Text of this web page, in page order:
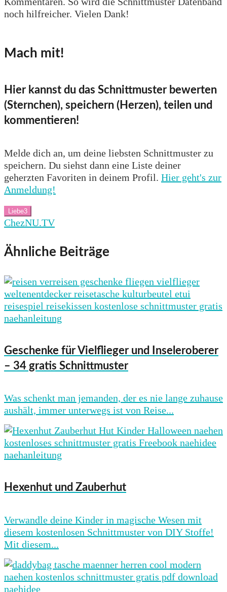
noch hilfreicher. Vielen Dank!
Mach mit!
Hier kannst du das Schnittmuster bewerten
(Sternchen), speichern (Herzen), teilen und
kommentieren!
Melde dich an, um deine liebsten Schnittmuster zu
speichern. Du siehst dann eine Liste deiner
geherzten Favoriten in deinem Profil. Hier geht's zur
Anmeldung!
Liebe3
ChezNU.TV
Ähnliche Beiträge
Geschenke für Vielflieger und Inseleroberer
– 34 gratis Schnittmuster
Was schenkt man jemanden, der es nie lange zuhause
aushält, immer unterwegs ist von Reise...
Hexenhut und Zauberhut
Verwandle deine Kinder in magische Wesen mit
diesem kostenlosen Schnittmuster von DIY Stoffe!
Mit diesem...